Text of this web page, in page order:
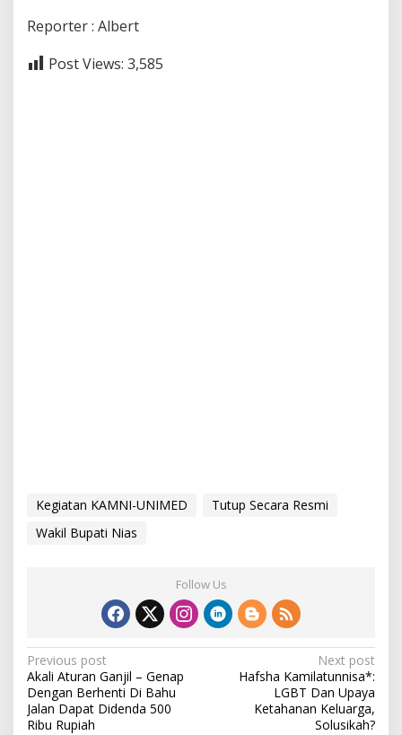
Reporter : Albert
Post Views: 3,585
Kegiatan KAMNI-UNIMED
Tutup Secara Resmi
Wakil Bupati Nias
Follow Us
P
o
s
Previous post
Akali Aturan Ganjil – Genap
Dengan Berhenti Di Bahu
Jalan Dapat Didenda 500
Ribu Rupiah
Next post
Hafsha Kamilatunnisa*:
LGBT Dan Upaya
Ketahanan Keluarga,
Solusikah?